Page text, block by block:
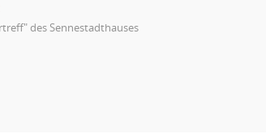
des Sennestadthauses